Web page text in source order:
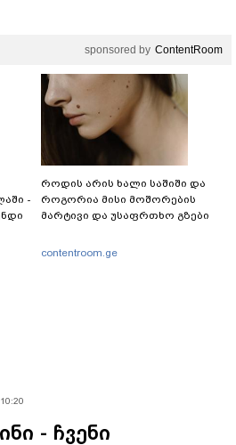
sponsored by ContentRoom
-
როდის არის ხალი საშიში და
როგორია მისი მოშორების
მარტივი და უსაფრთხო გზები
contentroom.ge
- ჩვენი